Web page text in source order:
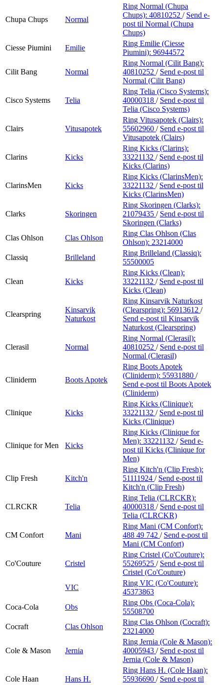
Chupa Chups Normal
Ring Normal (Chupa
Chups): 40810252 / Send e-
post til Normal (Chupa
Chups)
Ciesse Piumini
Emilie
Ring Emilie (Ciesse
Piumini): 96944572
Cilit Bang Normal
Ring Normal (Cilit Bang):
40810252 / Send e-post til
Normal (Cilit Bang)
Cisco Systems Telia
Ring Telia (Cisco Systems):
40000318 / Send e-post til
Telia (Cisco Systems)
Clairs Vitusapotek
Ring Vitusapotek (Clairs):
55602960 / Send e-post til
Vitusapotek (Clairs)
Clarins Kicks
Ring Kicks (Clarins):
33221132 / Send e-post til
Kicks (Clarins)
ClarinsMen Kicks
Ring Kicks (ClarinsMen):
33221132 / Send e-post til
Kicks (ClarinsMen)
Clarks Skoringen
Ring Skoringen (Clarks):
21079435 / Send e-post til
Skoringen (Clarks)
Clas Ohlson
Clas Ohlson
Ring Clas Ohlson (Clas
Ohlson): 23214000
Classiq
Brilleland
Ring Brilleland (Classiq):
55500005
Clean Kicks
Ring Kicks (Clean):
33221132 / Send e-post til
Kicks (Clean)
Clearspring
Kinsarvik
Naturkost
Ring Kinsarvik Naturkost
(Clearspring): 56913612 /
Send e-post til Kinsarvik
Naturkost (Clearspring)
Clerasil Normal
Ring Normal (Clerasil):
40810252 / Send e-post til
Normal (Clerasil)
Cliniderm Boots Apotek
Ring Boots Apotek
(Cliniderm): 55931880 /
Send e-post til Boots Apotek
(Cliniderm)
Clinique Kicks
Ring Kicks (Clinique):
33221132 / Send e-post til
Kicks (Clinique)
Clinique for Men Kicks
Ring Kicks (Clinique for
Men): 33221132 / Send e-
post til Kicks (Clinique for
Men)
Clip Fresh Kitch'n
Ring Kitch'n (Clip Fresh):
51111924 / Send e-post til
Kitch'n (Clip Fresh)
CLRCKR Telia
Ring Telia (CLRCKR):
40000318 / Send e-post til
Telia (CLRCKR)
CM Confort Mani
Ring Mani (CM Confort):
488 49 742 / Send e-post til
Mani (CM Confort)
Co'Couture Cristel
Ring Cristel (Co'Couture):
55269525 / Send e-post til
Cristel (Co'Couture)
VIC
Ring VIC (Co'Couture):
45373863
Coca-Cola
Obs
Ring Obs (Coca-Cola):
55508700
Cocraft
Clas Ohlson
Ring Clas Ohlson (Cocraft):
23214000
Cole & Mason Jernia
Ring Jernia (Cole & Mason):
40005943 / Send e-post til
Jernia (Cole & Mason)
Cole Haan Hans H.
Ring Hans H. (Cole Haan):
55936690 / Send e-post til